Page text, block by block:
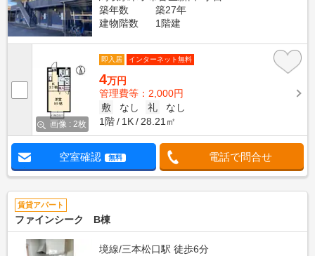
築年数
築27年
建物階数
1階建
画像 : 2枚
即入居 インターネット無料
4万円
管理費等：2,000円
敷
なし 礼
なし
1階
1K 28.21㎡
空室確認 無料 電話で問合せ
賃貸アパート
ファインシーク B棟
境線/三本松口駅 徒歩6分